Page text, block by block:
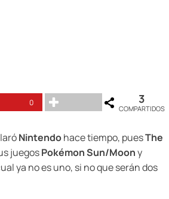
0 3
COMPARTIDOS
Nintendohace tiempo, puesThe
juegosPokémon Sun/Moony
ya no es uno, si no que serán dos